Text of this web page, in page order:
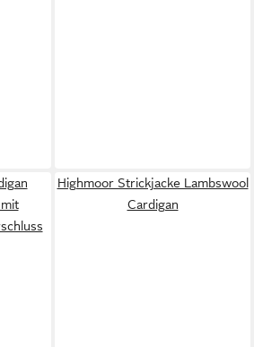
Highmoor Strickjacke Lambswool
Cardigan